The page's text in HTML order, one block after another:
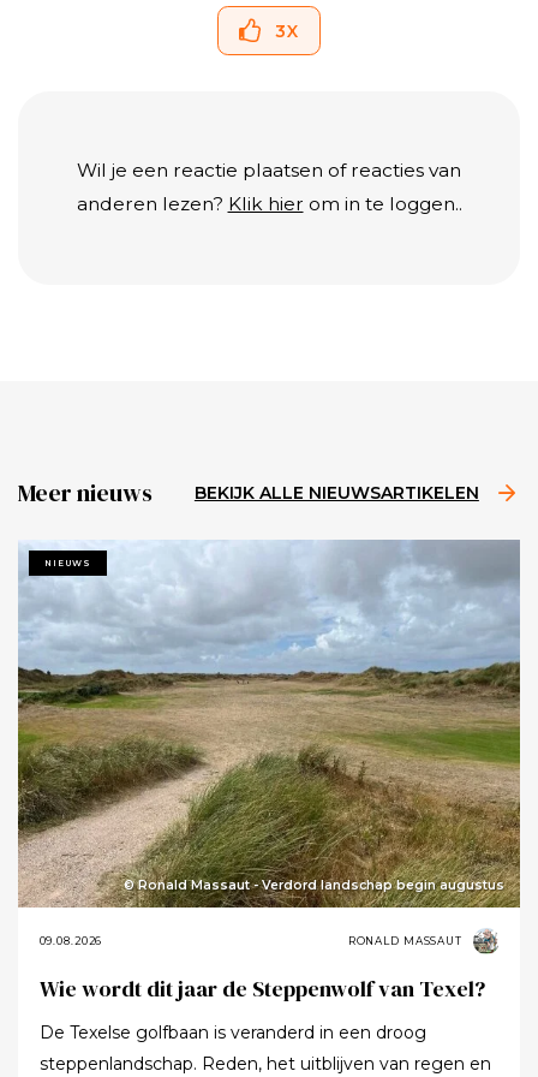
3X
Wil je een reactie plaatsen of reacties van
anderen lezen? Klik hier om in te loggen..
Meer nieuws BEKIJK ALLE NIEUWSARTIKELEN
NIEUWS
© Ronald Massaut - Verdord landschap begin augustus
09.08.2026 RONALD MASSAUT
Wie wordt dit jaar de Steppenwolf van Texel?
De Texelse golfbaan is veranderd in een droog
steppenlandschap. Reden, het uitblijven van regen en